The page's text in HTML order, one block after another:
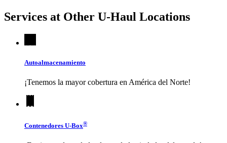
Services at Other U-Haul Locations
Autoalmacenamiento
¡Tenemos la mayor cobertura en América del Norte!
Contenedores U-Box®